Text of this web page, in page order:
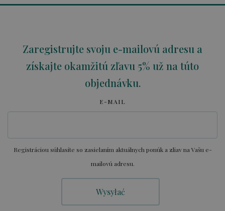
Zaregistrujte svoju e-mailovú adresu a
získajte okamžitú zľavu 5% už na túto
objednávku.
E-MAIL
Registráciou súhlasíte so zasielaním aktuálnych ponúk a zliav na Vašu e-
mailovú adresu.